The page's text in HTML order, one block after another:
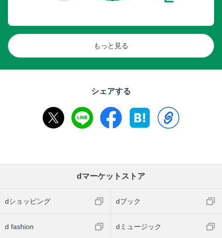
もっと見る
シェアする
dマーケットストア
dショッピング dブック
d fashion dミュージック